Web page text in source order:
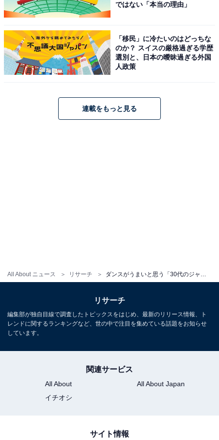
All About ニュース リサーチ ダンスがうまいと思う「30代のジャニーズ」ランキング！ 3位「亀梨和也」、2位「松本潤」、1位はSnow Manの……？
ではない「本当の理由」
「移民」に冷たいのはどっちな
のか？ スイスの厳格過ぎる学歴
選別と、日本の曖昧過ぎる外国
人政策
連載をもっと見る
リサーチ
編集部が独自目線で調査したトピックスをはじめ、最新のリリース情報、ト
レンドに関するランキングなど、世の中で注目を集めている話題をお知らせ
しています。
関連サービス
All About
All About Japan
イチオシ
サイト情報